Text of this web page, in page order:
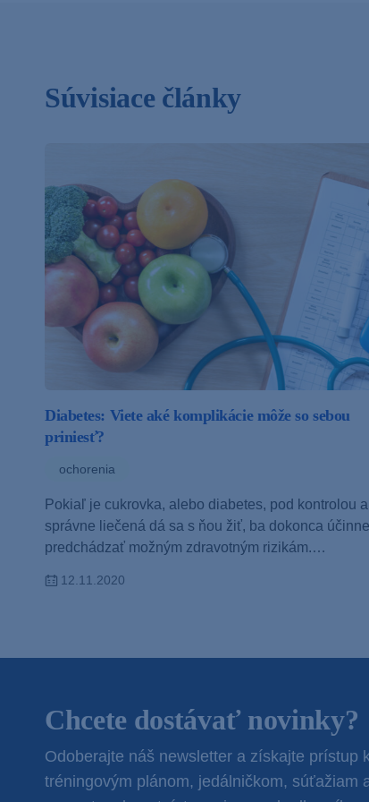
Súvisiace články
Diabetes: Viete aké komplikácie môže so sebou
priniesť?
ochorenia
Pokiaľ je cukrovka, alebo diabetes, pod kontrolou a
správne liečená dá sa s ňou žiť, ba dokonca účinne
predchádzať možným zdravotným rizikám.…
12.11.2020
Chcete dostávať novinky?
Odoberajte náš newsletter a získajte prístup
tréningovým plánom, jedálničkom, súťažiam